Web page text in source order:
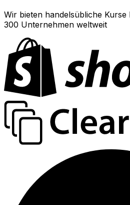
Wir bieten handelsübliche Kurse
300 Unternehmen weltweit